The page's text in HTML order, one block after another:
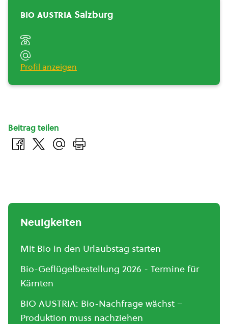
bio austria Salzburg
Profil anzeigen
Beitrag teilen
Neuigkeiten
Mit Bio in den Urlaubstag starten
Bio-Geflügelbestellung 2026 - Termine für
Kärnten
BIO AUSTRIA: Bio-Nachfrage wächst –
Produktion muss nachziehen